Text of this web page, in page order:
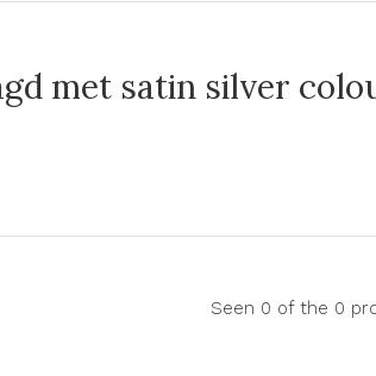
met satin silver
Seen 0 of the 0